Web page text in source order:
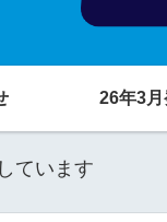
26年3月
ています